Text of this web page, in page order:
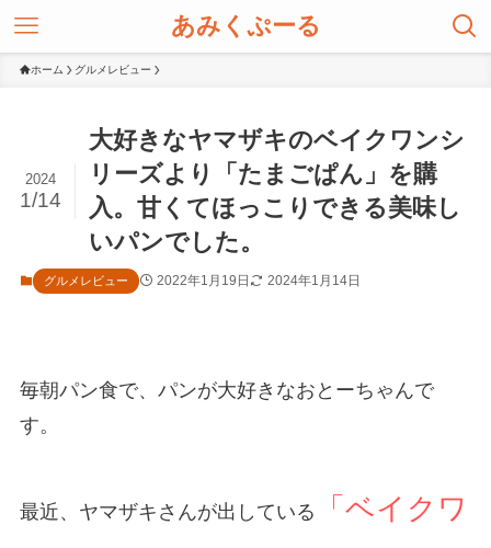
あみくぷーる
ホーム グルメレビュー
大好きなヤマザキのベイクワンシ
リーズより「たまごぱん」を購
入。甘くてほっこりできる美味し
いパンでした。
2024
1/14
グルメレビュー 2022年1月19日 2024年1月14日
毎朝パン食で、パンが大好きなおとーちゃんで
す。
最近、ヤマザキさんが出している
「ベイクワ